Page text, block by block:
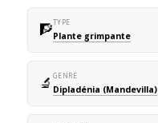
🧗TYPE
Plante grimpante
🔬 GENRE
Dipladénia (Mandevilla)